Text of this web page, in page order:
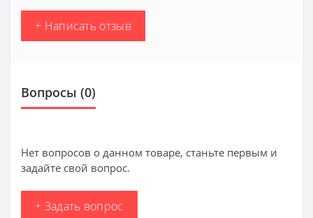
+ Написать отзыв
Вопросы (0)
Нет вопросов о данном товаре, станьте первым и
задайте свой вопрос.
+ Задать вопрос